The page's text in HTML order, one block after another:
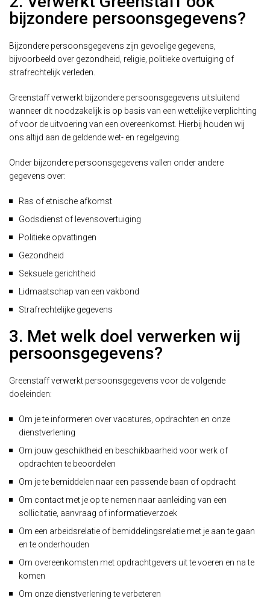
bijzondere persoonsgegevens?
Bijzondere persoonsgegevens zijn gevoelige gegevens,
bijvoorbeeld over gezondheid, religie, politieke overtuiging of
strafrechtelijk verleden.
Greenstaff verwerkt bijzondere persoonsgegevens uitsluitend
wanneer dit noodzakelijk is op basis van een wettelijke verplichting
of voor de uitvoering van een overeenkomst. Hierbij houden wij
ons altijd aan de geldende wet- en regelgeving.
Onder bijzondere persoonsgegevens vallen onder andere
gegevens over:
Ras of etnische afkomst
Godsdienst of levensovertuiging
Politieke opvattingen
Gezondheid
Seksuele gerichtheid
Lidmaatschap van een vakbond
Strafrechtelijke gegevens
3. Met welk doel verwerken wij
persoonsgegevens?
Greenstaff verwerkt persoonsgegevens voor de volgende
doeleinden:
Om je te informeren over vacatures, opdrachten en onze
dienstverlening
Om jouw geschiktheid en beschikbaarheid voor werk of
opdrachten te beoordelen
Om je te bemiddelen naar een passende baan of opdracht
Om contact met je op te nemen naar aanleiding van een
sollicitatie, aanvraag of informatieverzoek
Om een arbeidsrelatie of bemiddelingsrelatie met je aan te gaan
en te onderhouden
Om overeenkomsten met opdrachtgevers uit te voeren en na te
komen
Om onze dienstverlening te verbeteren